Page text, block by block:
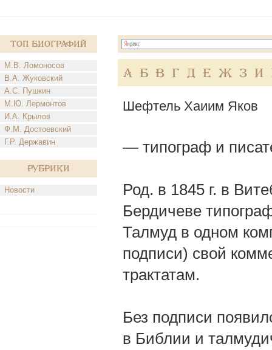
Топ Биографий
М.В. Ломоносов
В.А. Жуковский
А.С. Пушкин
М.Ю. Лермонтов
И.А. Крылов
Ф.М. Достоевский
Г.Р. Державин
Рубрики
Новости
А Б В Г Д Е Ж З И
Шефтель Хаиим Яков
— типограф и
Род. в 1845 г. в
Бердичеве
Талмуд в одном
подписи) свой
трактатам.
Без подписи
в Библии и